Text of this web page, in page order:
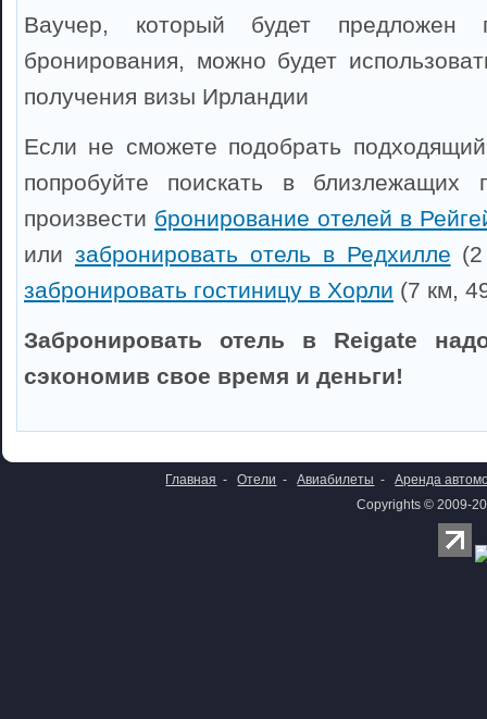
Ваучер, который будет предложен
бронирования, можно будет
получения визы Ирландии
Если не сможете подобрать
попробуйте поискать в близлежащих
произвести бронирование отелей в
или забронировать отель в Редхилле
забронировать гостиницу в Хорли (7 км,
Забронировать отель в Reigate
сэкономив свое время и деньги!
Главная - Отели - Авиабилеты -
Аренда
Copyrights © 2009-